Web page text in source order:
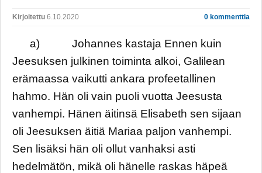
Kirjoitettu 6.10.2020 0 kommenttia
a) Johannes kastaja Ennen kuin
Jeesuksen julkinen toiminta alkoi, Galilean
erämaassa vaikutti ankara profeetallinen
hahmo. Hän oli vain puoli vuotta Jeesusta
vanhempi. Hänen äitinsä Elisabeth sen sijaan
oli Jeesuksen äitiä Mariaa paljon vanhempi.
Sen lisäksi hän oli ollut vanhaksi asti
hedelmätön, mikä oli hänelle raskas häpeä